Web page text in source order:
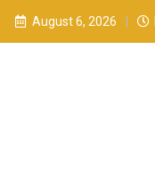
August 6, 2026